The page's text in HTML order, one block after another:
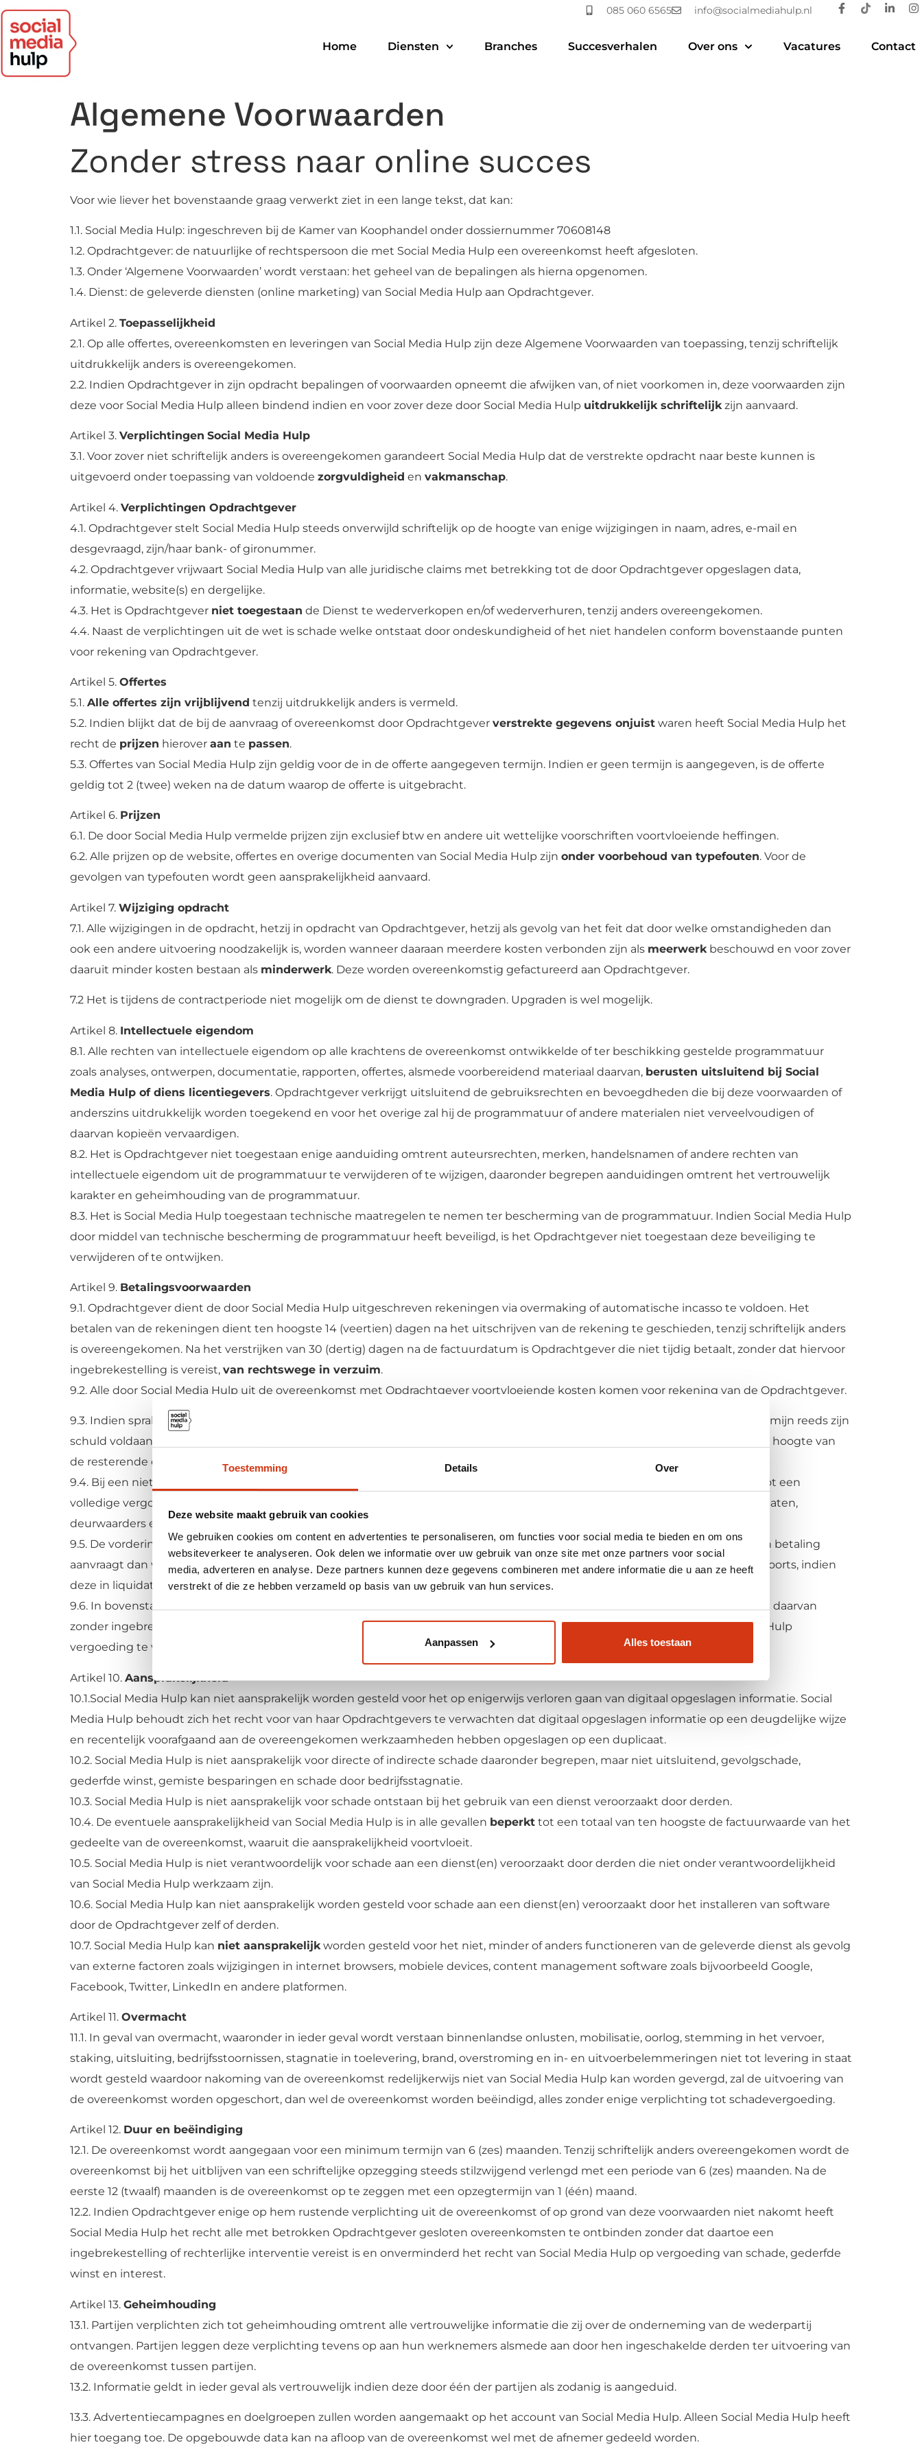
Toestemming Details Over
Deze website maakt gebruik van cookies
We gebruiken cookies om content en advertenties te personaliseren, om functies voor social media te bieden en om ons
websiteverkeer te analyseren. Ook delen we informatie over uw gebruik van onze site met onze partners voor social
media, adverteren en analyse. Deze partners kunnen deze gegevens combineren met andere informatie die u aan ze heeft
verstrekt of die ze hebben verzameld op basis van uw gebruik van hun services.
Aanpassen Alles toestaan
085 060 6565 info@socialmediahulp.nl
Home Diensten Branches Succesverhalen Over ons Vacatures Contact
Algemene Voorwaarden
Zonder stress naar online succes
Voor wie liever het bovenstaande graag verwerkt ziet in een lange tekst, dat kan:
1.1. Social Media Hulp: ingeschreven bij de Kamer van Koophandel onder dossiernummer 70608148
1.2. Opdrachtgever: de natuurlijke of rechtspersoon die met Social Media Hulp een overeenkomst heeft afgesloten.
1.3. Onder ‘Algemene Voorwaarden’ wordt verstaan: het geheel van de bepalingen als hierna opgenomen.
1.4. Dienst: de geleverde diensten (online marketing) van Social Media Hulp aan Opdrachtgever.
Artikel 2. Toepasselijkheid
2.1. Op alle offertes, overeenkomsten en leveringen van Social Media Hulp zijn deze Algemene Voorwaarden van toepassing, tenzij schriftelijk
uitdrukkelijk anders is overeengekomen.
2.2. Indien Opdrachtgever in zijn opdracht bepalingen of voorwaarden opneemt die afwijken van, of niet voorkomen in, deze voorwaarden zijn
deze voor Social Media Hulp alleen bindend indien en voor zover deze door Social Media Hulp uitdrukkelijk schriftelijk zijn aanvaard.
Artikel 3. Verplichtingen Social Media Hulp
3.1. Voor zover niet schriftelijk anders is overeengekomen garandeert Social Media Hulp dat de verstrekte opdracht naar beste kunnen is
uitgevoerd onder toepassing van voldoende zorgvuldigheid en vakmanschap.
Artikel 4. Verplichtingen Opdrachtgever
4.1. Opdrachtgever stelt Social Media Hulp steeds onverwijld schriftelijk op de hoogte van enige wijzigingen in naam, adres, e-mail en
desgevraagd, zijn/haar bank- of gironummer.
4.2. Opdrachtgever vrijwaart Social Media Hulp van alle juridische claims met betrekking tot de door Opdrachtgever opgeslagen data,
informatie, website(s) en dergelijke.
4.3. Het is Opdrachtgever niet toegestaan de Dienst te wederverkopen en/of wederverhuren, tenzij anders overeengekomen.
4.4. Naast de verplichtingen uit de wet is schade welke ontstaat door ondeskundigheid of het niet handelen conform bovenstaande punten
voor rekening van Opdrachtgever.
Artikel 5. Offertes
5.1. Alle offertes zijn vrijblijvend tenzij uitdrukkelijk anders is vermeld.
5.2. Indien blijkt dat de bij de aanvraag of overeenkomst door Opdrachtgever verstrekte gegevens onjuist waren heeft Social Media Hulp het
recht de prijzen hierover aan te passen.
5.3. Offertes van Social Media Hulp zijn geldig voor de in de offerte aangegeven termijn. Indien er geen termijn is aangegeven, is de offerte
geldig tot 2 (twee) weken na de datum waarop de offerte is uitgebracht.
Artikel 6. Prijzen
6.1. De door Social Media Hulp vermelde prijzen zijn exclusief btw en andere uit wettelijke voorschriften voortvloeiende heffingen.
6.2. Alle prijzen op de website, offertes en overige documenten van Social Media Hulp zijn onder voorbehoud van typefouten. Voor de
gevolgen van typefouten wordt geen aansprakelijkheid aanvaard.
Artikel 7. Wijziging opdracht
7.1. Alle wijzigingen in de opdracht, hetzij in opdracht van Opdrachtgever, hetzij als gevolg van het feit dat door welke omstandigheden dan
ook een andere uitvoering noodzakelijk is, worden wanneer daaraan meerdere kosten verbonden zijn als meerwerk beschouwd en voor zover
daaruit minder kosten bestaan als minderwerk. Deze worden overeenkomstig gefactureerd aan Opdrachtgever.
7.2 Het is tijdens de contractperiode niet mogelijk om de dienst te downgraden. Upgraden is wel mogelijk.
Artikel 8. Intellectuele eigendom
8.1. Alle rechten van intellectuele eigendom op alle krachtens de overeenkomst ontwikkelde of ter beschikking gestelde programmatuur
zoals analyses, ontwerpen, documentatie, rapporten, offertes, alsmede voorbereidend materiaal daarvan, berusten uitsluitend bij Social
Media Hulp of diens licentiegevers. Opdrachtgever verkrijgt uitsluitend de gebruiksrechten en bevoegdheden die bij deze voorwaarden of
anderszins uitdrukkelijk worden toegekend en voor het overige zal hij de programmatuur of andere materialen niet verveelvoudigen of
daarvan kopieën vervaardigen.
8.2. Het is Opdrachtgever niet toegestaan enige aanduiding omtrent auteursrechten, merken, handelsnamen of andere rechten van
intellectuele eigendom uit de programmatuur te verwijderen of te wijzigen, daaronder begrepen aanduidingen omtrent het vertrouwelijk
karakter en geheimhouding van de programmatuur.
8.3. Het is Social Media Hulp toegestaan technische maatregelen te nemen ter bescherming van de programmatuur. Indien Social Media Hulp
door middel van technische bescherming de programmatuur heeft beveiligd, is het Opdrachtgever niet toegestaan deze beveiliging te
verwijderen of te ontwijken.
Artikel 9. Betalingsvoorwaarden
9.1. Opdrachtgever dient de door Social Media Hulp uitgeschreven rekeningen via overmaking of automatische incasso te voldoen. Het
betalen van de rekeningen dient ten hoogste 14 (veertien) dagen na het uitschrijven van de rekening te geschieden, tenzij schriftelijk anders
is overeengekomen. Na het verstrijken van 30 (dertig) dagen na de factuurdatum is Opdrachtgever die niet tijdig betaalt, zonder dat hiervoor
ingebrekestelling is vereist, van rechtswege in verzuim.
9.2. Alle door Social Media Hulp uit de overeenkomst met Opdrachtgever voortvloeiende kosten komen voor rekening van de Opdrachtgever.
9.3. Indien sprake van structurele wanbetaling en de Opdrachtgever niet binnen de door Social Media Hulp redelijk gestelde termijn reeds zijn
schuld voldaan heeft, behoudt Social Media Hulp zich het recht de overeenkomst te ontbinden met een schadevergoeding ter hoogte van
de resterende contractwaarde (mede op grond van art. 6: 74BW).
9.4. Bij een niet tijdige betaling is Opdrachtgever, naast het verschuldigde bedrag en de daarop verschenen rente, gehouden tot een
volledige vergoeding van zowel buitengerechtelijke als gerechtelijke incassokosten, daaronder begrepen de kosten voor advocaten,
deurwaarders en incassobureaus.
9.5. De vordering tot betaling is direct opeisbaar ingeval Opdrachtgever in staat van faillissement wordt verklaard, surséance van betaling
aanvraagt dan wel algeheel beslag op vermogensbestanddelen van Opdrachtgever wordt gelegd, Opdrachtgever overlijdt en voorts, indien
deze in liquidatie treedt of wordt ontbonden.
9.6. In bovenstaande gevallen heeft Social Media Hulp voorts
of het nog niet uitgevoerde gedeelte daarvan
zonder ingebrekestelling of rechterlijke interventie te beëindigen of
, onverminderd het recht van Social Media Hulp
vergoeding te verlangen voor eventuele schade die voor hem hierdoor mocht ontstaan.
Artikel 10. Aansprakelijkheid
10.1.Social Media Hulp kan niet aansprakelijk worden gesteld voor het op enigerwijs verloren gaan van digitaal opgeslagen informatie. Social
Media Hulp behoudt zich het recht voor van haar Opdrachtgevers te verwachten dat digitaal opgeslagen informatie op een deugdelijke wijze
en recentelijk voorafgaand aan de overeengekomen werkzaamheden hebben opgeslagen op een duplicaat.
10.2. Social Media Hulp is niet aansprakelijk voor directe of indirecte schade daaronder begrepen, maar niet uitsluitend, gevolgschade,
gederfde winst, gemiste besparingen en schade door bedrijfsstagnatie.
10.3. Social Media Hulp is niet aansprakelijk voor schade ontstaan bij het gebruik van een dienst veroorzaakt door derden.
10.4. De eventuele aansprakelijkheid van Social Media Hulp is in alle gevallen beperkt tot een totaal van ten hoogste de factuurwaarde van het
gedeelte van de overeenkomst, waaruit die aansprakelijkheid voortvloeit.
10.5. Social Media Hulp is niet verantwoordelijk voor schade aan een dienst(en) veroorzaakt door derden die niet onder verantwoordelijkheid
van Social Media Hulp werkzaam zijn.
10.6. Social Media Hulp kan niet aansprakelijk worden gesteld voor schade aan een dienst(en) veroorzaakt door het installeren van software
door de Opdrachtgever zelf of derden.
10.7. Social Media Hulp kan niet aansprakelijk worden gesteld voor het niet, minder of anders functioneren van de geleverde dienst als gevolg
van externe factoren zoals wijzigingen in internet browsers, mobiele devices, content management software zoals bijvoorbeeld Google,
Facebook, Twitter, LinkedIn en andere platformen.
Artikel 11. Overmacht
11.1. In geval van overmacht, waaronder in ieder geval wordt verstaan binnenlandse onlusten, mobilisatie, oorlog, stemming in het vervoer,
staking, uitsluiting, bedrijfsstoornissen, stagnatie in toelevering, brand, overstroming en in- en uitvoerbelemmeringen niet tot levering in staat
wordt gesteld waardoor nakoming van de overeenkomst redelijkerwijs niet van Social Media Hulp kan worden gevergd, zal de uitvoering van
de overeenkomst worden opgeschort, dan wel de overeenkomst worden beëindigd, alles zonder enige verplichting tot schadevergoeding.
Artikel 12. Duur en beëindiging
12.1. De overeenkomst wordt aangegaan voor een minimum termijn van 6 (zes) maanden. Tenzij schriftelijk anders overeengekomen wordt de
overeenkomst bij het uitblijven van een schriftelijke opzegging steeds stilzwijgend verlengd met een periode van 6 (zes) maanden. Na de
eerste 12 (twaalf) maanden is de overeenkomst op te zeggen met een opzegtermijn van 1 (één) maand.
12.2. Indien Opdrachtgever enige op hem rustende verplichting uit de overeenkomst of op grond van deze voorwaarden niet nakomt heeft
Social Media Hulp het recht alle met betrokken Opdrachtgever gesloten overeenkomsten te ontbinden zonder dat daartoe een
ingebrekestelling of rechterlijke interventie vereist is en onverminderd het recht van Social Media Hulp op vergoeding van schade, gederfde
winst en interest.
Artikel 13. Geheimhouding
13.1. Partijen verplichten zich tot geheimhouding omtrent alle vertrouwelijke informatie die zij over de onderneming van de wederpartij
ontvangen. Partijen leggen deze verplichting tevens op aan hun werknemers alsmede aan door hen ingeschakelde derden ter uitvoering van
de overeenkomst tussen partijen.
13.2. Informatie geldt in ieder geval als vertrouwelijk indien deze door één der partijen als zodanig is aangeduid.
13.3. Advertentiecampagnes en doelgroepen zullen worden aangemaakt op het account van Social Media Hulp. Alleen Social Media Hulp heeft
hier toegang toe. De opgebouwde data kan na afloop van de overeenkomst wel met de afnemer gedeeld worden.